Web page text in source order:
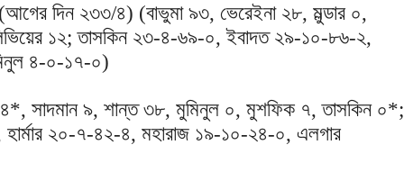
দিন ২৩৩/৪) (বাভুমা ৯৩, ভেরেইনা ২৮, মুল্ডার ০,
১২; তাসকিন ২৩-৪-৬৯-০, ইবাদত ২৯-১০-৮৬-২,
৪-০-১৭-০)
সাদমান ৯, শান্ত ৩৮, মুমিনুল ০, মুশফিক ৭, তাসকিন ০*;
২০-৭-৪২-৪, মহারাজ ১৯-১০-২৪-০, এলগার